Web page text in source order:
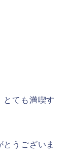
とても満喫す
うございま